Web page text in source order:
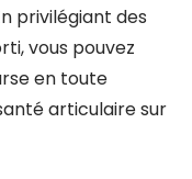
privilégiant des
vous pouvez
en toute
articulaire sur